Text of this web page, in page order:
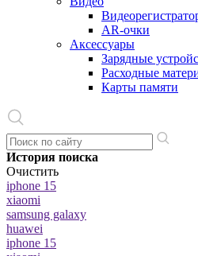
AR-очки
Аксессуары
Зарядные
Расходные
Карты памяти
История поиска
Очистить
iphone 15
xiaomi
samsung galaxy
huawei
iphone 15